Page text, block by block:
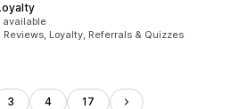
available
Loyalty, Referrals & Quizzes
3 4 17